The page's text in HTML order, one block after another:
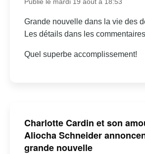
Publié le mardi 19 août à 18:53
Grande nouvelle dans la vie des
Les détails dans les
Quel superbe accomplissement!
Charlotte Cardin et son
Aliocha Schneider
grande nouvelle